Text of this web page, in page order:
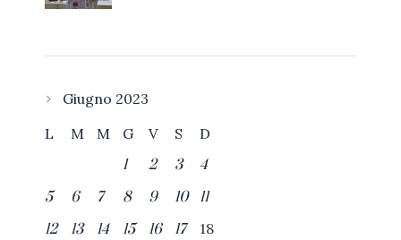
Giugno 2023
L
M M G V S
D
1
2 3
4
5
6 7 8 9 10
11
12
13 14 15 16 17
18